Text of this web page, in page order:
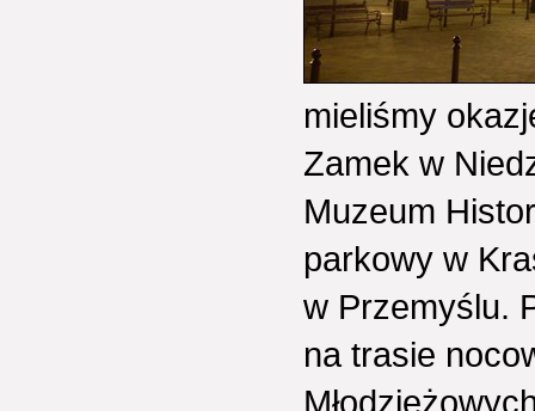
mieliśmy
Zamek w
Muzeum
parkowy w
w Przemyślu.
na trasie